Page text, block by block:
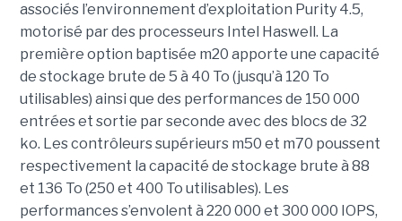
associés l’environnement d’exploitation Purity 4.5,
motorisé par des processeurs Intel Haswell. La
première option baptisée m20 apporte une capacité
de stockage brute de 5 à 40 To (jusqu’à 120 To
utilisables) ainsi que des performances de 150 000
entrées et sortie par seconde avec des blocs de 32
ko. Les contrôleurs supérieurs m50 et m70 poussent
respectivement la capacité de stockage brute à 88
et 136 To (250 et 400 To utilisables). Les
performances s’envolent à 220 000 et 300 000 IOPS,